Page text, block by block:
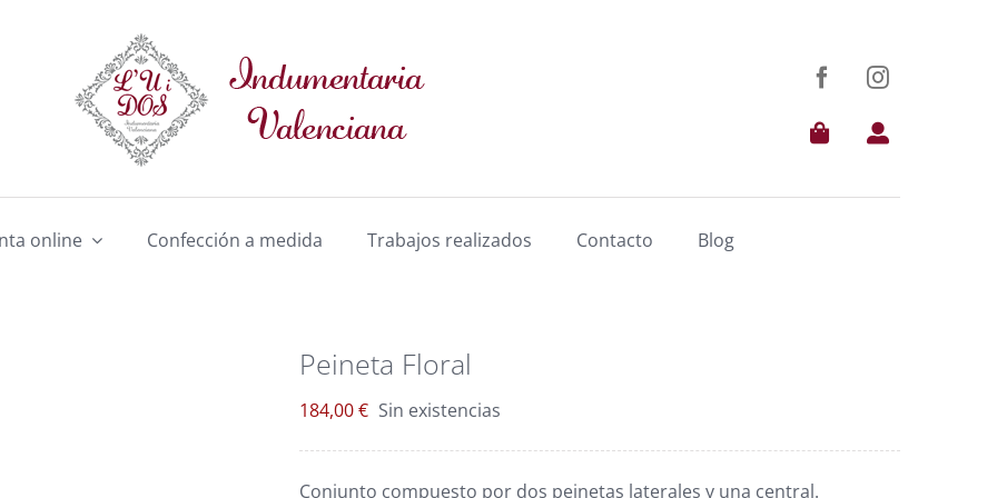
online Confección a medida Trabajos realizados Contacto Blog
Peineta Floral
184,00€ Sin existencias
Conjunto compuesto por dos peinetas laterales y una central.